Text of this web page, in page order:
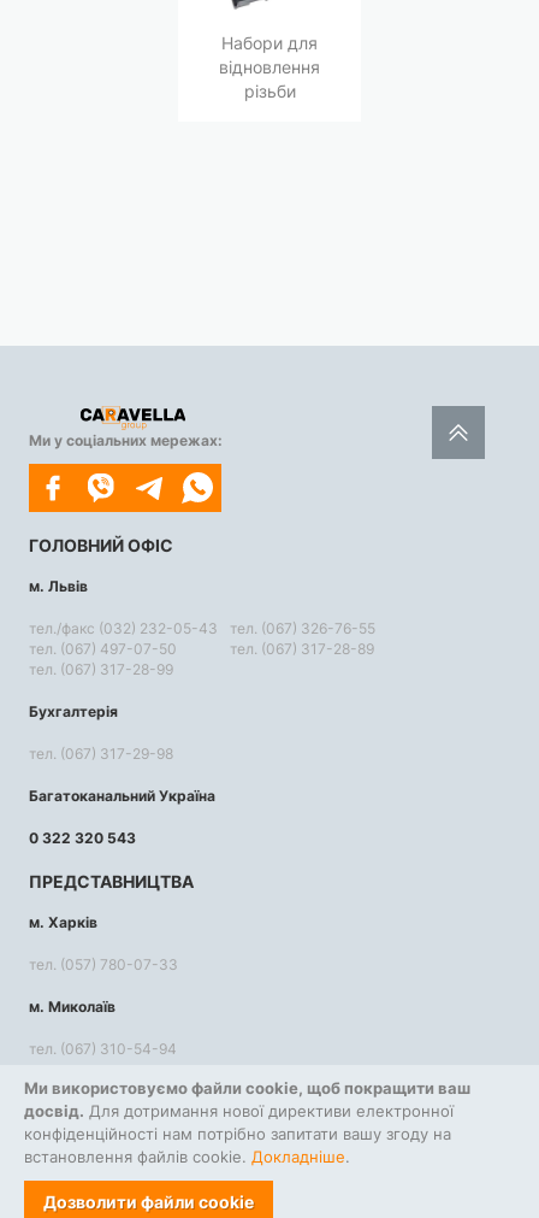
Ми використовуємо файли cookie, щоб покращити ваш
досвід. Для дотримання нової директиви електронної
конфіденційності нам потрібно запитати вашу згоду на
встановлення файлів cookie. Докладніше.
Дозволити файли cookie
Набори для
відновлення
різьби
Ми у соціальних мережах:
ГОЛОВНИЙ ОФІС
м. Львів
тел./факс (032) 232-05-43
тел. (067) 497-07-50
тел. (067) 317-28-99
тел. (067) 326-76-55
тел. (067) 317-28-89
Бухгалтерія
тел. (067) 317-29-98
Багатоканальний Україна
0 322 320 543
ПРЕДСТАВНИЦТВА
м. Харків
тел. (057) 780-07-33
м. Миколаїв
тел. (067) 310-54-94
КОРИСНА ІНФОРМАЦІЯ
Повернення та обмін
Правила використання сайту
Політика конфіденційності